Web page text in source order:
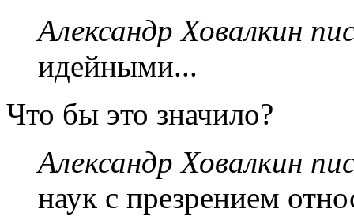
Александр Ховалкин
идейными...
Что бы это значило?
Александр Ховалкин
наук с презрением